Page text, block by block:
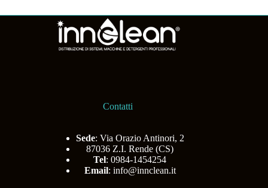
Contatti
Sede: Via Orazio Antinori, 2
87036 Z.I. Rende (CS)
Tel: 0984-1454254
Email: info@innclean.it